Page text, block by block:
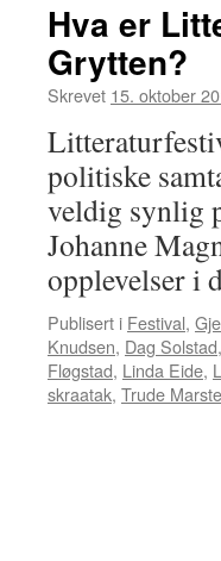
Hva er
Grytten?
Skrevet 15. oktober
politiske
veldig synlig
Johanne
opplevelser i
Publisert i Festival,
Knudsen, Dag Solstad,
Fløgstad, Linda Eide,
skraatak, Trude